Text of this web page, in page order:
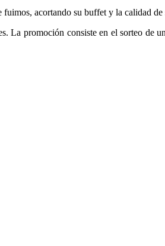
acortando su buffet y la calidad de
La promoción consiste en el sorteo de